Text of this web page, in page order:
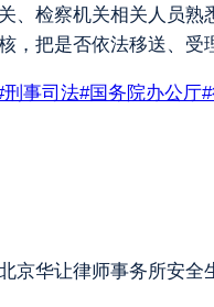
、检察机关相关人员
，把是否依法移送、受
刑事司法#国务院办公厅#
京华让律师事务所安